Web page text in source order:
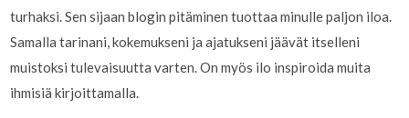
turhaksi. Sen sijaan blogin pitäminen tuottaa minulle paljon iloa.
Samalla tarinani, kokemukseni ja ajatukseni jäävät itselleni
muistoksi tulevaisuutta varten. On myös ilo inspiroida muita
ihmisiä kirjoittamalla.